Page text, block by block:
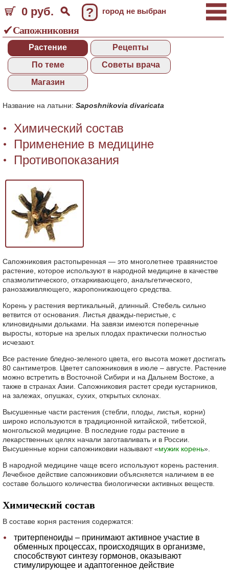
0 руб. ? город не выбран
Сапожниковия
Растение
Рецепты
По теме
Советы врача
Магазин
Название на латыни: Saposhnikovia divaricata
Химический состав
Применение в медицине
Противопоказания
Сапожниковия растопыренная — это многолетнее травянистое
растение, которое используют в народной медицине в качестве
спазмолитического, отхаркивающего, анальгетического,
ранозаживляющего, жаропонижающего средства.
Корень у растения вертикальный, длинный. Стебель сильно
ветвится от основания. Листья дважды-перистые, с
клиновидными дольками. На завязи имеются поперечные
выросты, которые на зрелых плодах практически полностью
исчезают.
Все растение бледно-зеленого цвета, его высота может достигать
80 сантиметров. Цветет сапожниковия в июле – августе. Растение
можно встретить в Восточной Сибири и на Дальнем Востоке, а
также в странах Азии. Сапожниковия растет среди кустарников,
на залежах, опушках, сухих, открытых склонах.
Высушенные части растения (стебли, плоды, листья, корни)
широко используются в традиционной китайской, тибетской,
монгольской медицине. В последние годы растение в
лекарственных целях начали заготавливать и в России.
Высушенные корни сапожниковии называют «мужик корень».
В народной медицине чаще всего используют корень растения.
Лечебное действие сапожниковии объясняется наличием в ее
составе большого количества биологически активных веществ.
Химический состав
В составе корня растения содержатся:
тритерпеноиды – принимают активное участие в
обменных процессах, происходящих в организме,
способствуют синтезу гормонов, оказывают
стимулирующее и адаптогенное действие